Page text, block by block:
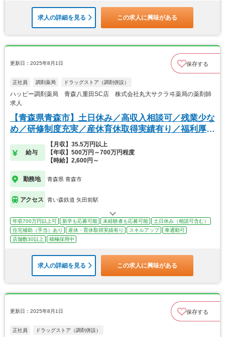
求人の詳細を見る この求人に興味がある
更新日：2025年8月1日 保存する
正社員 調剤薬局 ドラッグストア（調剤併設）
ハッピー調剤薬局 青森八重田SC店 株式会社丸大サクラヰ薬局の薬剤師
求人
【青森県青森市】土日休み／高収入相談可／残業少な
め／研修制度充実／産休育休取得実績有り／福利厚生
給与
【月収】35.5万円以上
【年収】500万円～700万円程度
【時給】2,600円～
勤務地 青森県 青森市
アクセス 青い森鉄道 矢田前駅
年収700万円以上可 新卒も応募可能 未経験者も応募可能
土日休み（相談可含む）
住宅補助（手当）あり
産休・育休取得実績有り スキルアップ
車通勤可
店舗数30以上
積極採用中
求人の詳細を見る この求人に興味がある
更新日：2025年8月1日 保存する
正社員 ドラッグストア（調剤併設）